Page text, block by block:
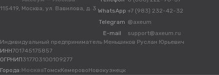
115419, Москва, ул. Вавилова, д. 3 WhatsApp +7 (983) 232-42-32
Telegram @axeum
E-mail
support@axeum.ru
Индивидуальный предприниматель Меньшиков Руслан Юрьевич
ИНН701745175857
ОГРНИП317703100109277
Города: МоскваТомскКемеровоНовокузнецк